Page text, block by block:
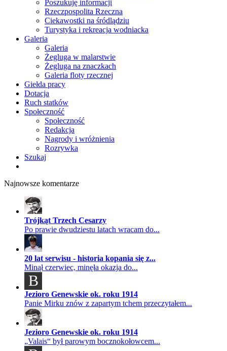
Poszukuję informacji
Rzeczpospolita Rzeczna
Ciekawostki na śródlądziu
Turystyka i rekreacja wodniacka
Galeria
Galeria
Żegluga w malarstwie
Żegluga na znaczkach
Galeria floty rzecznej
Giełda pracy
Dotacja
Ruch statków
Społeczność
Społeczność
Redakcja
Nagrody i wróżnienia
Rozrywka
Szukaj
Najnowsze komentarze
Trójkąt Trzech Cesarzy
Po prawie dwudziestu latach wracam do...
20 lat serwisu - historia kopania się z...
Minął czerwiec, minęła okazja do...
B
Jezioro Genewskie ok. roku 1914
Panie Mirku znów z zapartym tchem przeczytałem...
Jezioro Genewskie ok. roku 1914
„Valais“ był parowym bocznokołowcem...